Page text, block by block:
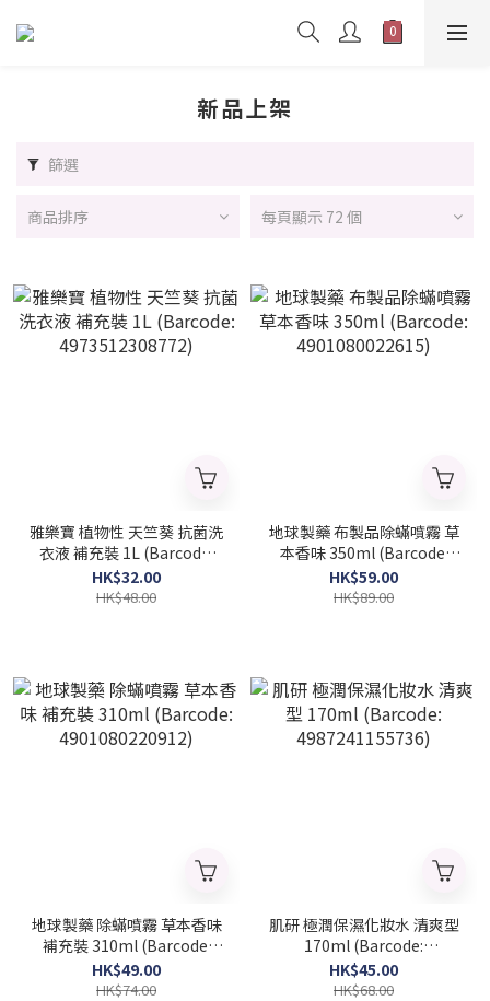
新品上架
篩選
商品排序 每頁顯示 72 個
雅樂寶 植物性 天竺葵 抗菌洗
衣液 補充裝 1L (Barcode:
4973512308772)
HK$32.00
HK$48.00
地球製藥 布製品除蟎噴霧 草
本香味 350ml (Barcode:
4901080022615)
HK$59.00
HK$89.00
地球製藥 除蟎噴霧 草本香味
補充裝 310ml (Barcode:
4901080220912)
HK$49.00
HK$74.00
肌研 極潤保濕化妝水 清爽型
170ml (Barcode:
4987241155736)
HK$45.00
HK$68.00